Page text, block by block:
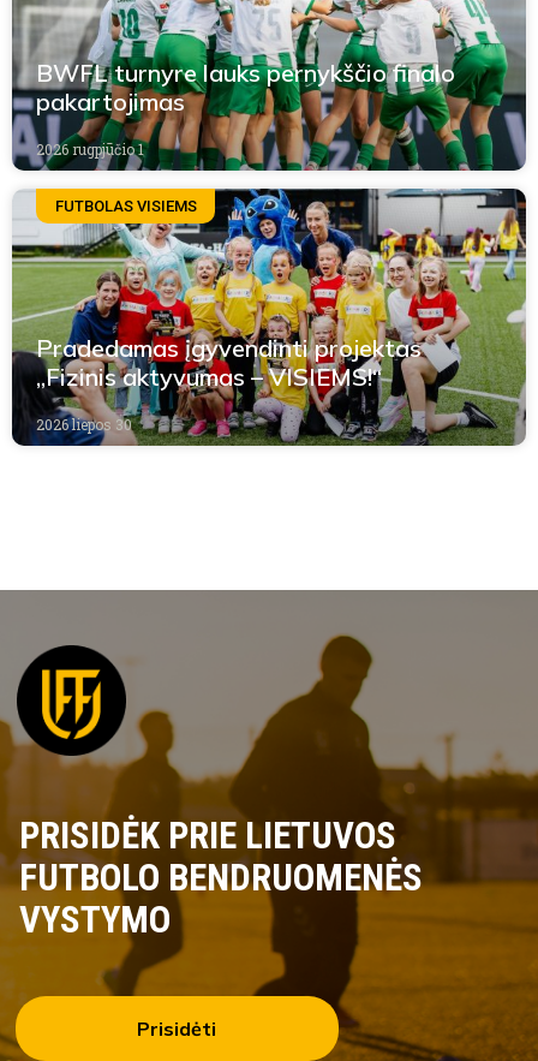
BWFL turnyre lauks pernykščio finalo
pakartojimas
2026 rugpjūčio 1
FUTBOLAS VISIEMS
Pradedamas įgyvendinti projektas
„Fizinis aktyvumas – VISIEMS!“
2026 liepos 30
PRISIDĖK PRIE LIETUVOS
FUTBOLO BENDRUOMENĖS
VYSTYMO
Prisidėti